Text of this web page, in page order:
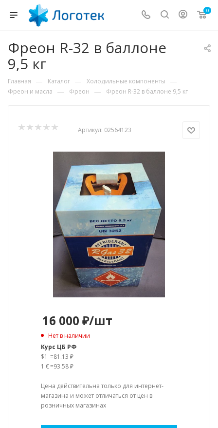
0
Фреон R-32 в баллоне
9,5 кг
Главная — Каталог — Холодильные компоненты —
Фреон и масла — Фреон — Фреон R-32 в баллоне 9,5 кг
Артикул: 02564123
16 000 ₽/шт
Нет в наличии
Курс ЦБ РФ
$1 =81.13 ₽
1 €=93.58 ₽
Цена действительна только для интернет-
магазина и может отличаться от цен в
розничных магазинах